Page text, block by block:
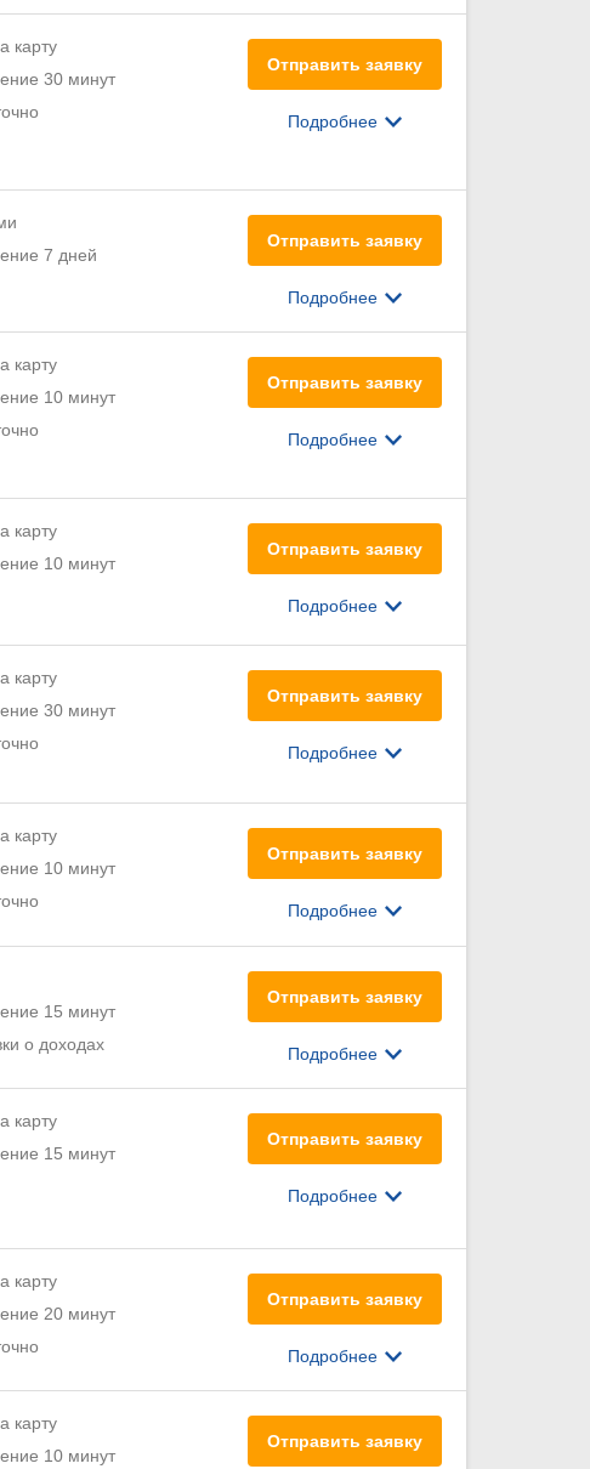
карту
30 минут
Отправить заявку
Подробнее
7 дней
Отправить заявку
Подробнее
карту
10 минут
Отправить заявку
Подробнее
карту
10 минут
Отправить заявку
Подробнее
карту
30 минут
Отправить заявку
Подробнее
карту
10 минут
Отправить заявку
Подробнее
15 минут
о доходах
Отправить заявку
Подробнее
карту
15 минут
Отправить заявку
Подробнее
карту
20 минут
Отправить заявку
Подробнее
карту
10 минут
Отправить заявку